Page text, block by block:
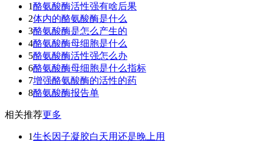
1酪氨酸酶活性强有啥后果
2体内的酪氨酸酶是什么
3酪氨酸酶是怎么产生的
4酪氨酸酶母细胞是什么
5酪氨酸酶活性强怎么办
6酪氨酸酶母细胞是什么指标
7增强酪氨酸酶的活性的药
8酪氨酸酶报告单
相关推荐更多
1生长因子凝胶白天用还是晚上用